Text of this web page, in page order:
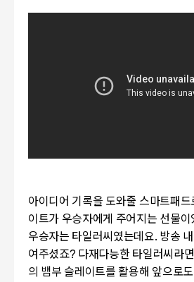
아이디어 기록을 도와줄 스마트패
이트가 우승자에게 주어지는 선물
우승자는 타일러씨였는데요. 방송
여주셨죠? 다재다능한 타일러씨라
의 뱀부 슬레이트를 활용해 앞으로